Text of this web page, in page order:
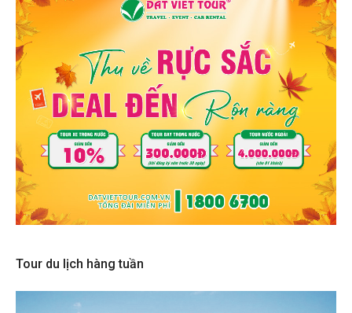
Tour du lịch hàng tuần